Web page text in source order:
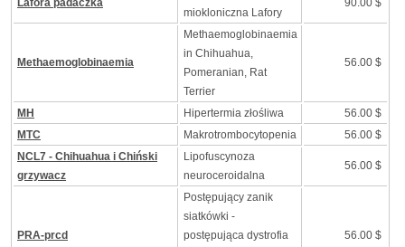
Lafora padaczka
miokloniczna Lafory
90.00 $
Methaemoglobinaemia
Methaemoglobinaemia
in Chihuahua,
Pomeranian, Rat
Terrier
56.00 $
MH Hipertermia złośliwa
56.00 $
MTC
Makrotrombocytopenia
56.00 $
NCL7 - Chihuahua i Chiński
grzywacz
Lipofuscynoza
neuroceroidalna
56.00 $
PRA-prcd
Postępujący zanik
siatkówki -
postępująca dystrofia
56.00 $